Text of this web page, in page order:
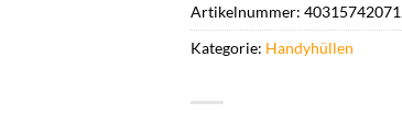
Artikelnummer:
Kategorie: Handyhüllen